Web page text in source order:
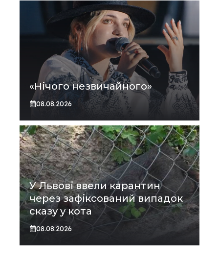
«Нічого незвичайного»
08.08.2026
У Львові ввели карантин
через зафіксований випадок
сказу у кота
08.08.2026